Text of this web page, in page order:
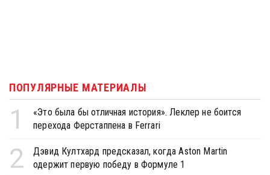
ПОПУЛЯРНЫЕ МАТЕРИАЛЫ
1
«Это была бы отличная история». Леклер не боится
перехода Ферстаппена в Ferrari
2
Дэвид Култхард предсказал, когда Aston Martin
одержит первую победу в Формуле 1